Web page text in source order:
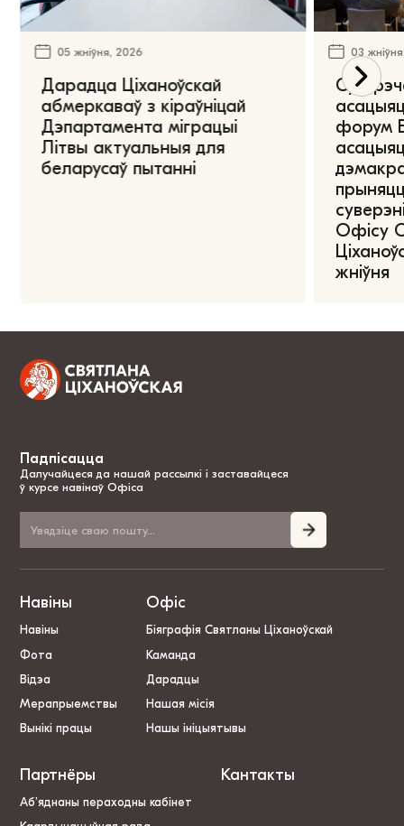
05 жніўня, 2026
Дарадца Ціханоўскай
абмеркаваў з кіраўніцай
Дэпартамента міграцыі
Літвы актуальныя для
беларусаў пытанні
03
форум
Офісу
жніўня
Падпісацца
Далучайцеся да нашай рассылкі і заставайцеся
ў курсе навінаў Офіса
Навіны
Навіны
Фота
Відэа
Мерапрыемствы
Вынікі працы
Офіс
Біяграфія Святланы Ціханоўскай
Каманда
Дарадцы
Нашая місія
Нашы ініцыятывы
Партнёры
Аб’яднаны пераходны кабінет
Кантакты